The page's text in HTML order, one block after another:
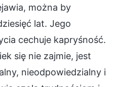
można by
lat. Jego
cechuje kapryśność.
się nie zajmie, jest
nieodpowiedzialny i